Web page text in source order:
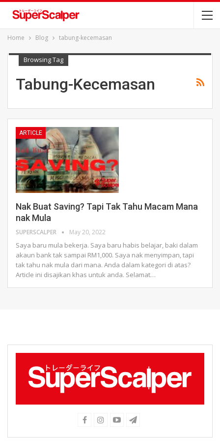
Home Blog tabung-kecemasan
Browsing Tag
Tabung-Kecemasan
ARTICLE
Nak Buat Saving? Tapi Tak Tahu Macam Mana
nak Mula
SUPERSCALPER May 20, 2022
Saya baru mula bekerja. Saya baru habis belajar, baki dalam
akaun bank tak sampai RM1,000. Saya nak menyimpan, tapi
tak tahu nak mula dari mana. Anda dalam kategori di atas?
Article ini disajikan khas untuk anda. Selamat…